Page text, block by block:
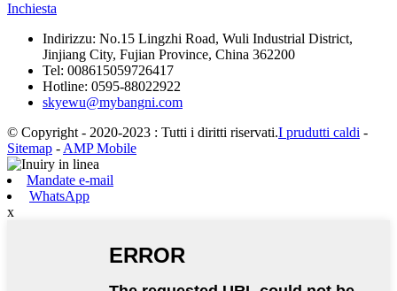
Inchiesta
Indirizzu: No.15 Lingzhi Road, Wuli Industrial District,
Jinjiang City, Fujian Province, China 362200
Tel: 008615059726417
Hotline: 0595-88022922
skyewu@mybangni.com
© Copyright - 2020-2023 : Tutti i diritti riservati.I prudutti caldi -
Sitemap - AMP Mobile
Mandate e-mail
WhatsApp
x